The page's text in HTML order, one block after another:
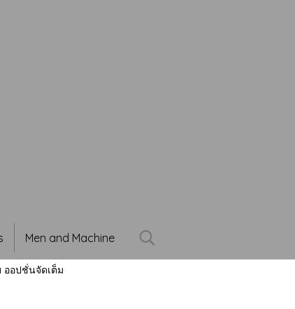
Men and Machine
ออปชั่นจัดเต็ม